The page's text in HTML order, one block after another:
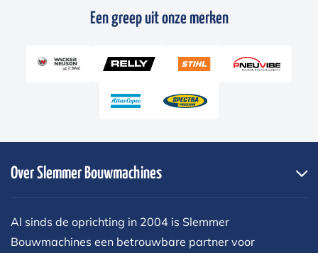
Een greep uit onze merken
Over Slemmer Bouwmachines
Al sinds de oprichting in 2004 is Slemmer
Bouwmachines een betrouwbare partner voor